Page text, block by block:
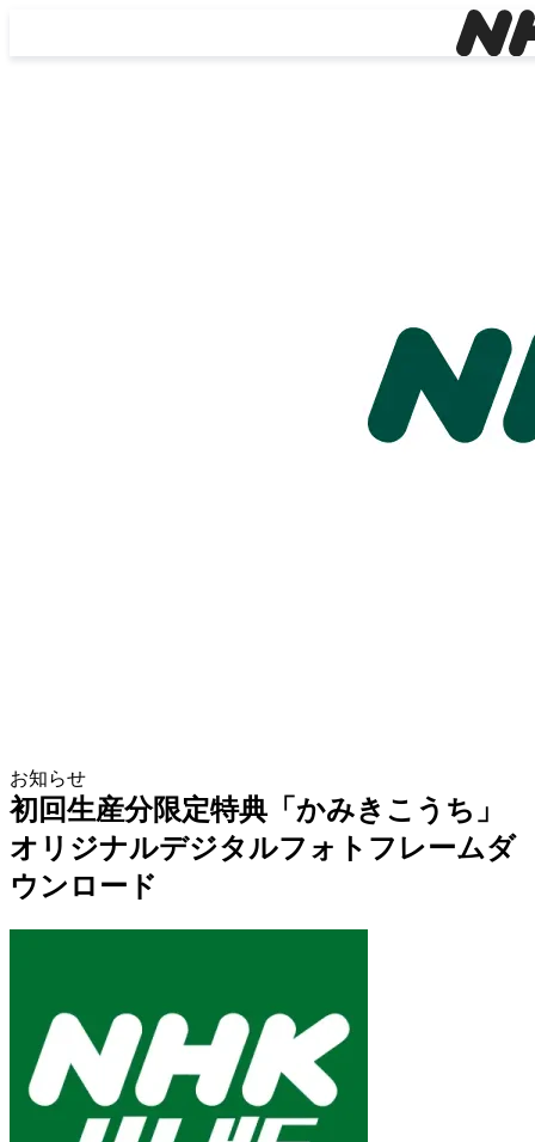
お知らせ
初回生産分限定特典「かみきこうち」
オリジナルデジタルフォトフレームダ
ウンロード